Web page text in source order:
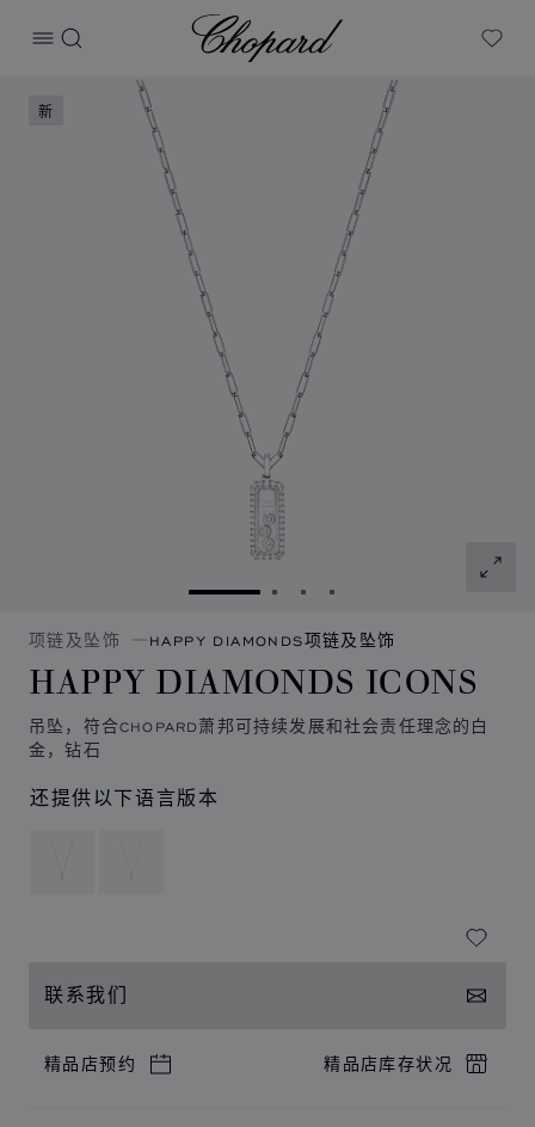
打开菜单
搜索
Chopard
My
产品 Happy Diamonds Icons 的图片（启用按钮以打开图库）
转到幻灯片 1转到幻灯片 2
转到幻灯片 3
转到幻灯片 4
新
项链及坠饰 HAPPY DIAMONDS项链及坠饰
HAPPY DIAMONDS ICONS
吊坠，符合CHOPARD萧邦可持续发展和社会责任理念的白
金，钻石
还提供以下语言版本
联系我们
精品店预约 精品店库存状况